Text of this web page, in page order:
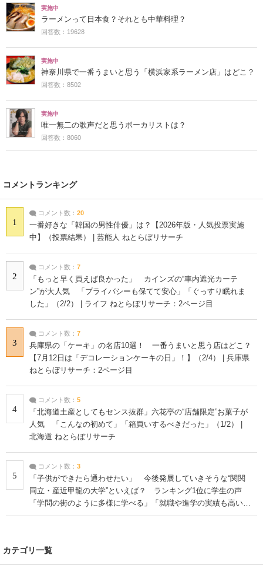
実施中
ラーメンって日本食？それとも中華料理？
回答数：19628
実施中
神奈川県で一番うまいと思う「横浜家系ラーメン店」はどこ？
回答数：8502
実施中
唯一無二の歌声だと思うボーカリストは？
回答数：8060
コメントランキング
1
コメント数： 20
一番好きな「韓国の男性俳優」は？【2026年版・人気投票実施
中】（投票結果） | 芸能人 ねとらぼリサーチ
2
コメント数： 7
「もっと早く買えば良かった」 カインズの“車内遮光カーテ
ン”が大人気 「プライバシーも保てて安心」「ぐっすり眠れま
した」（2/2） | ライフ ねとらぼリサーチ：2ページ目
3
コメント数： 7
兵庫県の「ケーキ」の名店10選！ 一番うまいと思う店はどこ？
【7月12日は「デコレーションケーキの日」！】（2/4） | 兵庫県
ねとらぼリサーチ：2ページ目
4
コメント数： 5
「北海道土産としてもセンス抜群」六花亭の“店舗限定”お菓子が
人気 「こんなの初めて」「箱買いするべきだった」（1/2） |
北海道 ねとらぼリサーチ
5
コメント数： 3
「子供ができたら通わせたい」 今後発展していきそうな“関関
同立・産近甲龍の大学”といえば？ ランキング1位に学生の声
「学問の街のように多様に学べる」「就職や進学の実績も高い」
| 大学 ねとらぼリサーチ
カテゴリ一覧